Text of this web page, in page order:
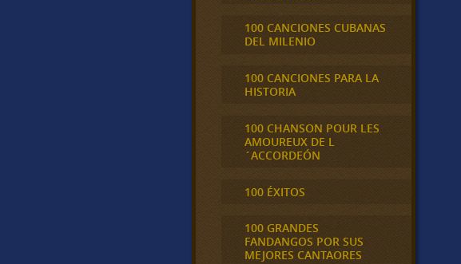
100 CANCIONES CUBANAS
DEL MILENIO
100 CANCIONES PARA LA
HISTORIA
100 CHANSON POUR LES
AMOUREUX DE L
´ACCORDEÓN
100 ÉXITOS
100 GRANDES
FANDANGOS POR SUS
MEJORES CANTAORES